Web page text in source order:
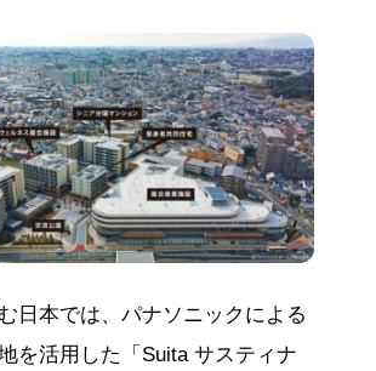
日本では、パナソニックによる
を活用した「Suita サスティナ